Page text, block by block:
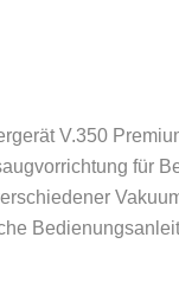
V.350
für